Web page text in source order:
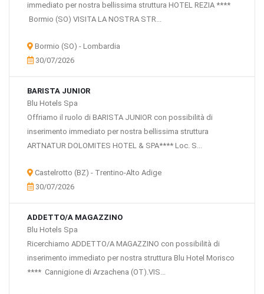
immediato per nostra bellissima struttura HOTEL REZIA ****
Bormio (SO) VISITA LA NOSTRA STR...
Bormio (SO) - Lombardia
30/07/2026
BARISTA JUNIOR
Blu Hotels Spa
Offriamo il ruolo di BARISTA JUNIOR con possibilità di
inserimento immediato per nostra bellissima struttura
ARTNATUR DOLOMITES HOTEL & SPA**** Loc. S...
Castelrotto (BZ) - Trentino-Alto Adige
30/07/2026
ADDETTO/A MAGAZZINO
Blu Hotels Spa
Ricerchiamo ADDETTO/A MAGAZZINO con possibilità di
inserimento immediato per nostra struttura Blu Hotel Morisco
**** Cannigione di Arzachena (OT).VIS...